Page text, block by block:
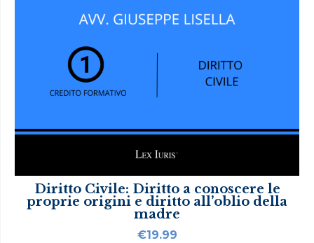
Diritto Civile: Diritto a conoscere le
proprie origini e diritto all’oblio della
madre
€19.99